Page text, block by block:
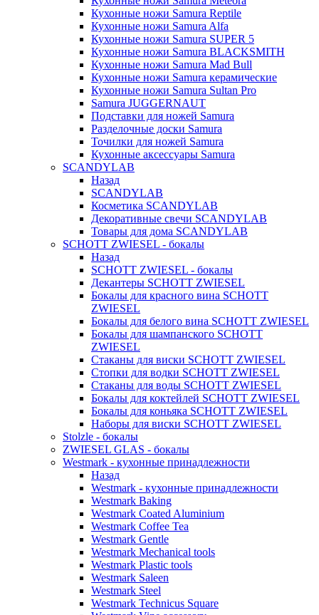
Кухонные ножи Samura Reptile
Кухонные ножи Samura Alfa
Кухонные ножи Samura SUPER 5
Кухонные ножи Samura BLACKSMITH
Кухонные ножи Samura Mad Bull
Кухонные ножи Samura керамические
Кухонные ножи Samura Sultan Pro
Samura JUGGERNAUT
Подставки для ножей Samura
Разделочные доски Samura
Точилки для ножей Samura
Кухонные аксессуары Samura
SCANDYLAB
Назад
SCANDYLAB
Косметика SCANDYLAB
Декоративные свечи SCANDYLAB
Товары для дома SCANDYLAB
SCHOTT ZWIESEL - бокалы
Назад
SCHOTT ZWIESEL - бокалы
Декантеры SCHOTT ZWIESEL
Бокалы для красного вина SCHOTT
ZWIESEL
Бокалы для белого вина SCHOTT ZWIESEL
Бокалы для шампанского SCHOTT
ZWIESEL
Стаканы для виски SCHOTT ZWIESEL
Стопки для водки SCHOTT ZWIESEL
Стаканы для воды SCHOTT ZWIESEL
Бокалы для коктейлей SCHOTT ZWIESEL
Бокалы для коньяка SCHOTT ZWIESEL
Наборы для виски SCHOTT ZWIESEL
Stolzle - бокалы
ZWIESEL GLAS - бокалы
Westmark - кухонные принадлежности
Назад
Westmark - кухонные принадлежности
Westmark Baking
Westmark Coated Aluminium
Westmark Coffee Tea
Westmark Gentle
Westmark Mechanical tools
Westmark Plastic tools
Westmark Saleen
Westmark Steel
Westmark Technicus Square